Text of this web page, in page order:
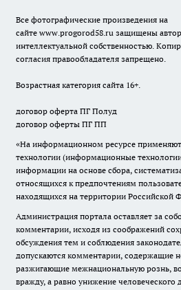
Все фотографические произведения на
сайте www.progorod58.ru защищены
интеллектуальной собственностью.
согласия правообладателя запрещено.
Возрастная категория сайта 16+.
договор оферта ПГ Полуд
договор оферты ПГ ПП
«На информационном ресурсе
технологии (информационные
информации на основе сбора,
относящихся к предпочтениям
находящихся на территории Российской
Администрация портала оставляет за
комментарии, исходя из соображений
обсуждения тем и соблюдения
допускаются комментарии, содержащие
разжигающие межнациональную рознь,
вражду, а равно унижение человеческого